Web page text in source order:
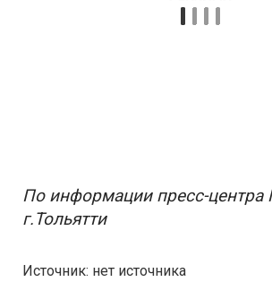
По информации пресс-
г.Тольятти
Источник: нет источника